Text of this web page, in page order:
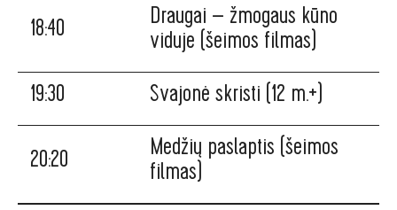
18:40
Draugai – žmogaus kūno
viduje (šeimos filmas)
19:30
Svajonė skristi (12 m.+)
20:20
Medžių paslaptis (šeimos
filmas)